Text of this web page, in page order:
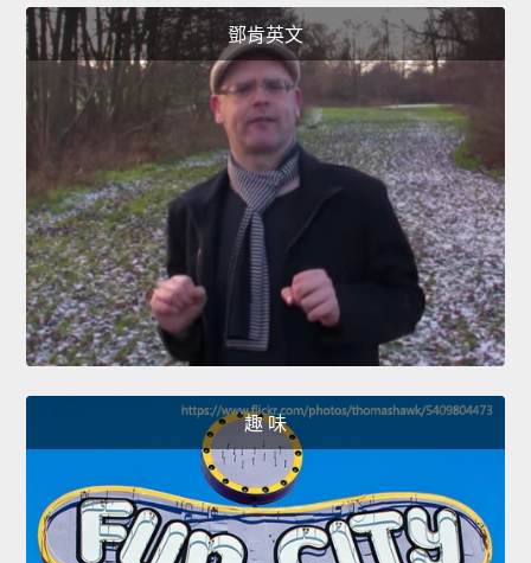
鄧肯英文
趣 味